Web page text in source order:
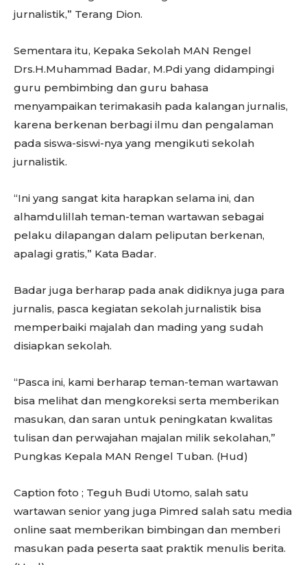
jurnalistik,” Terang Dion.
Sementara itu, Kepaka Sekolah MAN Rengel
Drs.H.Muhammad Badar, M.Pdi yang didampingi
guru pembimbing dan guru bahasa
menyampaikan terimakasih pada kalangan jurnalis,
karena berkenan berbagi ilmu dan pengalaman
pada siswa-siswi-nya yang mengikuti sekolah
jurnalistik.
“Ini yang sangat kita harapkan selama ini, dan
alhamdulillah teman-teman wartawan sebagai
pelaku dilapangan dalam peliputan berkenan,
apalagi gratis,” Kata Badar.
Badar juga berharap pada anak didiknya juga para
jurnalis, pasca kegiatan sekolah jurnalistik bisa
memperbaiki majalah dan mading yang sudah
disiapkan sekolah.
“Pasca ini, kami berharap teman-teman wartawan
bisa melihat dan mengkoreksi serta memberikan
masukan, dan saran untuk peningkatan kwalitas
tulisan dan perwajahan majalan milik sekolahan,”
Pungkas Kepala MAN Rengel Tuban. (Hud)
Caption foto ; Teguh Budi Utomo, salah satu
wartawan senior yang juga Pimred salah satu media
online saat memberikan bimbingan dan memberi
masukan pada peserta saat praktik menulis berita.